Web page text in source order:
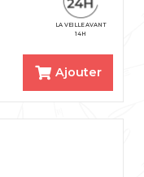
LA VEILLE AVANT
14H
Ajouter